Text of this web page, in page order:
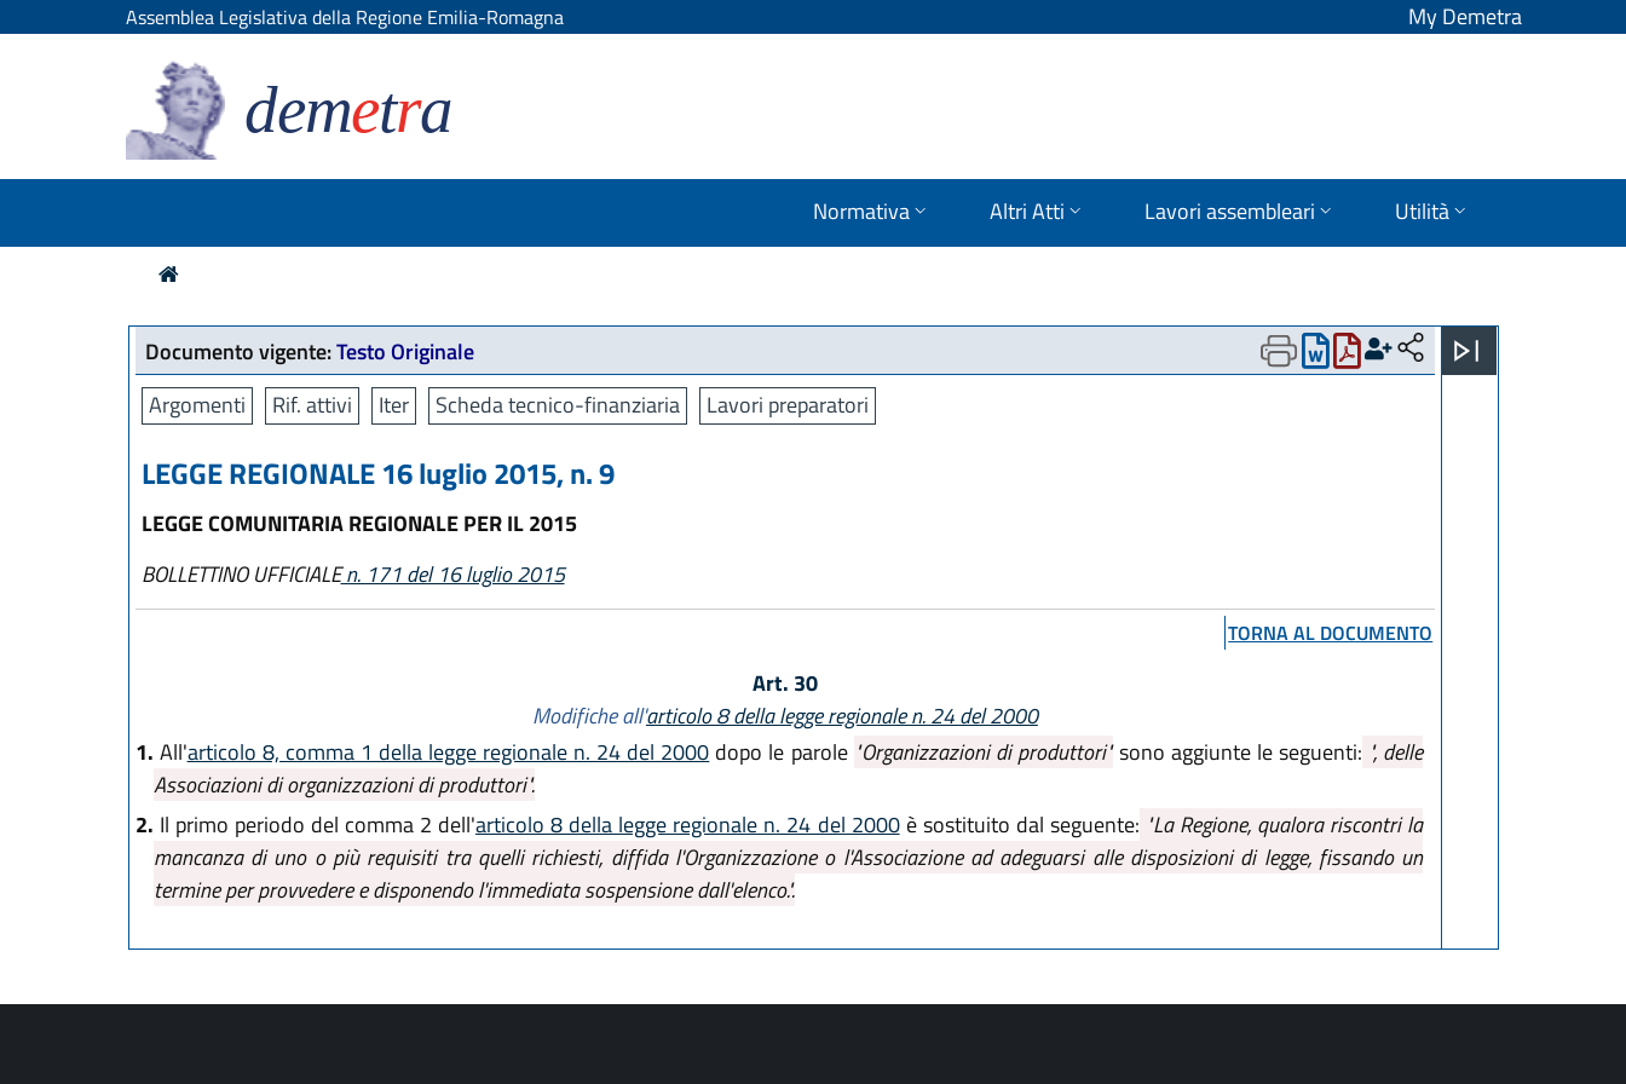
Assemblea Legislativa della Regione Emilia-Romagna My Demetra
demetra
Normativa Altri Atti Lavori assembleari Utilità
Documento vigente:Testo Originale
Argomenti
Rif. attivi Iter Scheda tecnico-finanziaria Lavori preparatori
LEGGE REGIONALE 16 luglio 2015, n. 9
LEGGE COMUNITARIA REGIONALE PER IL 2015
BOLLETTINO UFFICIALEn. 171 del 16 luglio 2015
TORNA AL DOCUMENTO
Art. 30
Modifiche all'articolo 8 della legge regionale n. 24 del 2000
1. All'articolo 8, comma 1 della legge regionale n. 24 del 2000 dopo le parole "Organizzazioni di produttori"sono aggiunte le seguenti: ", delle
Associazioni di organizzazioni di produttori".
2. Il primo periodo del comma 2 dell'articolo 8 della legge regionale n. 24 del 2000è sostituito dal seguente: "La Regione, qualora riscontri la
mancanza di uno o più requisiti tra quelli richiesti, diffida l'Organizzazione o l'Associazione ad adeguarsi alle disposizioni di legge, fissando un
termine per provvedere e disponendo l'immediata sospensione dall'elenco.".